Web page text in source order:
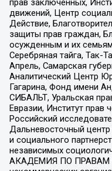
прав заключенных,
движений, Центр
Действие,
защиты прав граждан,
осужденным и их
Серебряная тайга, Так-
Апрель, Самарская
Аналитический Центр
Гагарина, Фонд имени
СИБАЛЬТ, Уральская
Евразии, Институт прав
Российский
Дальневосточный центр
и социального
независимых
АКАДЕМИЯ ПО ПРАВАМ